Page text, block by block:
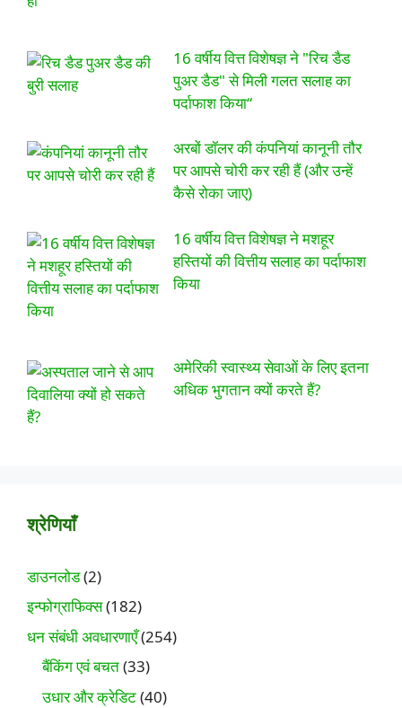
16 वर्षीय वित्त विशेषज्ञ ने "रिच डैड
पुअर डैड" से मिली गलत सलाह का
पर्दाफाश किया“
अरबों डॉलर की कंपनियां कानूनी तौर
पर आपसे चोरी कर रही हैं (और उन्हें
कैसे रोका जाए)
16 वर्षीय वित्त विशेषज्ञ ने मशहूर
हस्तियों की वित्तीय सलाह का पर्दाफाश
किया
अमेरिकी स्वास्थ्य सेवाओं के लिए इतना
अधिक भुगतान क्यों करते हैं?
श्रेणियाँ
डाउनलोड(2)
इन्फोग्राफिक्स(182)
धन संबंधी अवधारणाएँ(254)
बैंकिंग एवं बचत(33)
उधार और क्रेडिट(40)